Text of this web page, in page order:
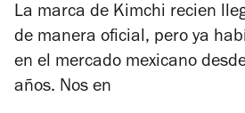
La marca de Kimchi recien
de manera oficial, pero ya
en el mercado mexicano
años. Nos en